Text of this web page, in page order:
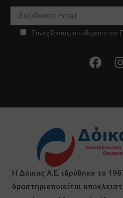
Συνεχίζοντας, αποδέχεστε την
Η Δόικας Α.Ε. ιδρύθηκε το
δραστηριοποιείται